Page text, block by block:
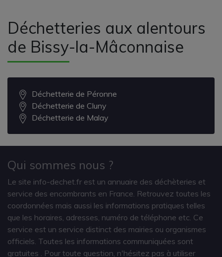
Déchetteries aux alentours
de Bissy-la-Mâconnaise
Déchetterie de Péronne
Déchetterie de Cluny
Déchetterie de Malay
Qui sommes nous ?
Le site info-dechet.fr est un annuaire des déchèteries et
service des encombrants en France. Retrouvez toutes les
coordonnées mais aussi les informations pratiques telles
que les horaires, adresses, numéro de téléphone etc. Ce
service est un service distinct des mairies ou organismes
officiels. Toutes les informations communiquées sont
gratuites
. Pour toute question, n'hésitez pas à utiliser